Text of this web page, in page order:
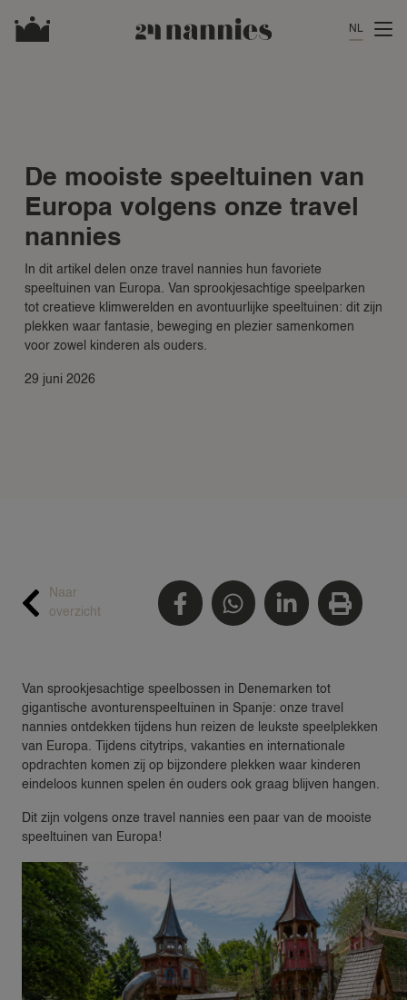
NL
De mooiste speeltuinen van
Europa volgens onze travel
nannies
In dit artikel delen onze travel nannies hun favoriete
speeltuinen van Europa. Van sprookjesachtige speelparken
tot creatieve klimwerelden en avontuurlijke speeltuinen: dit zijn
plekken waar fantasie, beweging en plezier samenkomen
voor zowel kinderen als ouders.
29 juni 2026
Naar
overzicht
Van sprookjesachtige speelbossen in Denemarken tot
gigantische avonturenspeeltuinen in Spanje: onze travel
nannies ontdekken tijdens hun reizen de leukste speelplekken
van Europa. Tijdens citytrips, vakanties en internationale
opdrachten komen zij op bijzondere plekken waar kinderen
eindeloos kunnen spelen én ouders ook graag blijven hangen.
Dit zijn volgens onze travel nannies een paar van de mooiste
speeltuinen van Europa!